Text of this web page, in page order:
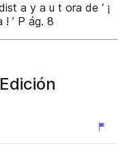
a y a u t ora de ‘ ¡
’ P ág. 8